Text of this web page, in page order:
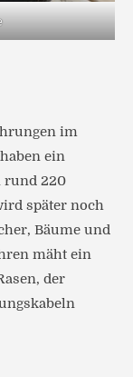
im
ein
rund 220
später noch
Bäume und
mäht ein
der